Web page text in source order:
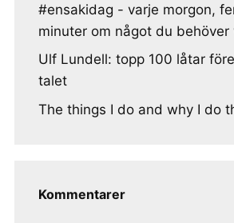
#ensakidag - varje morgon,
minuter om något du behöver
Ulf Lundell: topp 100 låtar
talet
The things I do and why I do
Kommentarer